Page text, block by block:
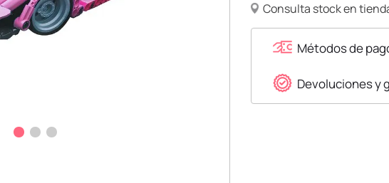
Consulta stock en
Métodos de
Devoluciones y